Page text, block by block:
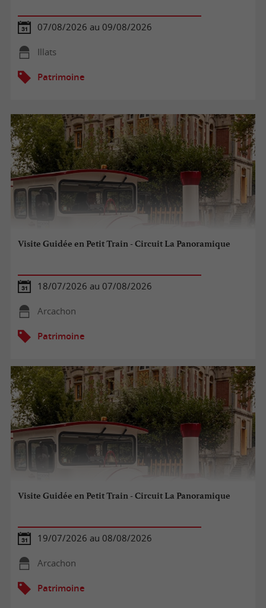
07/08/2026 au 09/08/2026
Illats
Patrimoine
Visite Guidée en Petit Train - Circuit La Panoramique
18/07/2026 au 07/08/2026
Arcachon
Patrimoine
Visite Guidée en Petit Train - Circuit La Panoramique
19/07/2026 au 08/08/2026
Arcachon
Patrimoine